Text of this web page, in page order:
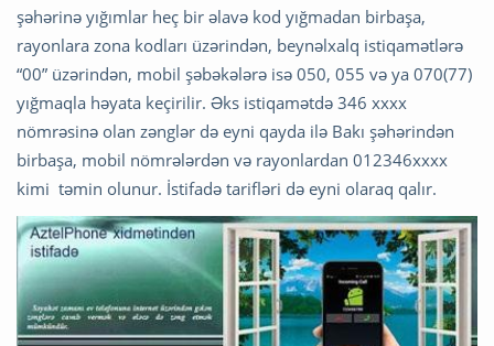
şəhərinə yığımlar heç bir əlavə kod yığmadan birbaşa,
rayonlara zona kodları üzərindən, beynəlxalq istiqamətlərə
“00” üzərindən, mobil şəbəkələrə isə 050, 055 və ya 070(77)
yığmaqla həyata keçirilir. Əks istiqamətdə 346 xxxx
nömrəsinə olan zənglər də eyni qayda ilə Bakı şəhərindən
birbaşa, mobil nömrələrdən və rayonlardan 012346xxxx
kimi təmin olunur. İstifadə tarifləri də eyni olaraq qalır.